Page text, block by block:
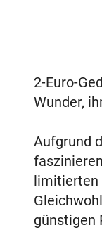
2-Euro-
Wunder,
Aufgrund
limitierten
günstigen